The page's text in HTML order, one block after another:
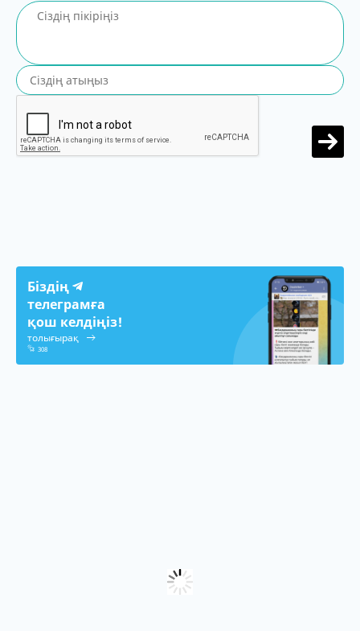
Біздің
телеграмға
қош келдіңіз!
толығырақ
308